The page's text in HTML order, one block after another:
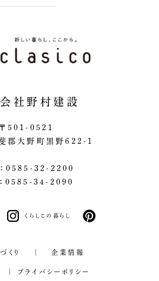
社野村建設
501-0521
郡大野町黒野622-1
0585-32-2200
0585-34-2090
くらしこの暮らし
くり 企業情報
プライバシーポリシー